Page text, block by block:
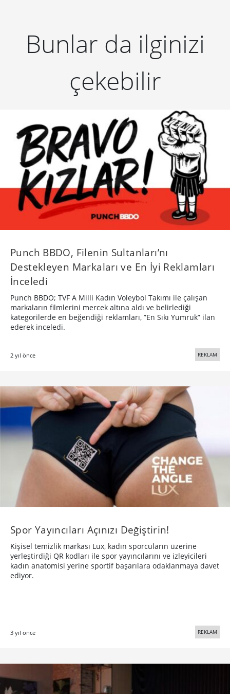
Bunlar da ilginizi
çekebilir
Punch BBDO, Filenin Sultanları’nı
Destekleyen Markaları ve En İyi Reklamları
İnceledi
Punch BBDO; TVF A Milli Kadın Voleybol Takımı ile çalışan
markaların filmlerini mercek altına aldı ve belirlediği
kategorilerde en beğendiği reklamları, ”En Sıkı Yumruk” ilan
ederek inceledi.
2 yıl önce REKLAM
Spor Yayıncıları Açınızı Değiştirin!
Kişisel temizlik markası Lux, kadın sporcuların üzerine
yerleştirdiği QR kodları ile spor yayıncılarını ve izleyicileri
kadın anatomisi yerine sportif başarılara odaklanmaya davet
ediyor.
3 yıl önce REKLAM